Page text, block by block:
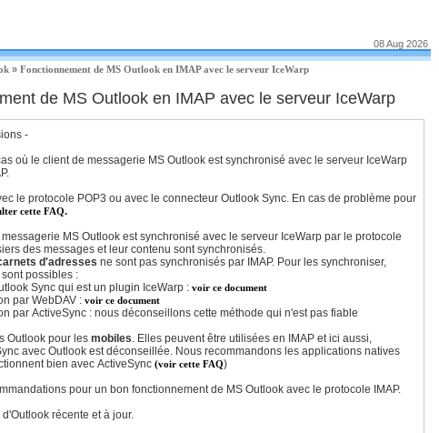
08 Aug 2026
» Fonctionnement de MS Outlook en IMAP avec le serveur IceWarp
de MS Outlook en IMAP avec le serveur IceWarp
-
où le client de messagerie MS Outlook est synchronisé avec le serveur IceWarp
le protocole POP3 ou avec le connecteur Outlook Sync. En cas de problème pour
cette FAQ.
MS Outlook est synchronisé avec le serveur IceWarp par le protocole
des messages et leur contenu sont synchronisés.
d'adresses ne sont pas synchronisés par IMAP. Pour les synchroniser,
possibles :
Sync qui est un plugin IceWarp : voir ce document
par WebDAV : voir ce document
par ActiveSync : nous déconseillons cette méthode qui n'est pas fiable
Outlook pour les mobiles. Elles peuvent être utilisées en IMAP et ici aussi,
avec Outlook est déconseillée. Nous recommandons les applications natives
bien avec ActiveSync (voir cette FAQ)
pour un bon fonctionnement de MS Outlook avec le protocole IMAP.
d'Outlook récente et à jour.